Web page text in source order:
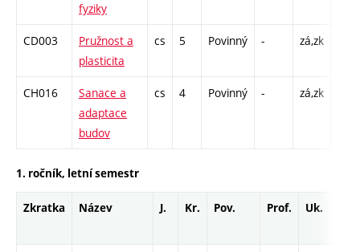
fyziky
CD003
Pružnost a
plasticita
cs 5 Povinný - zá,zk
CH016
Sanace a
adaptace
budov
cs 4 Povinný - zá,zk
1. ročník, letní semestr
Zkratka Název J. Kr. Pov. Prof. Uk.